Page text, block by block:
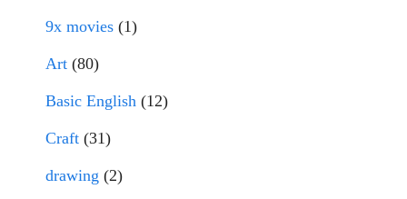
9x movies (1)
Art (80)
Basic English (12)
Craft (31)
drawing (2)